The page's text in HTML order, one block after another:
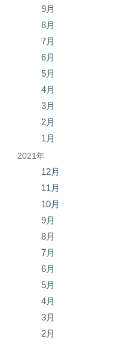
9月
8月
7月
6月
5月
4月
3月
2月
1月
2021年
12月
11月
10月
9月
8月
7月
6月
5月
4月
3月
2月